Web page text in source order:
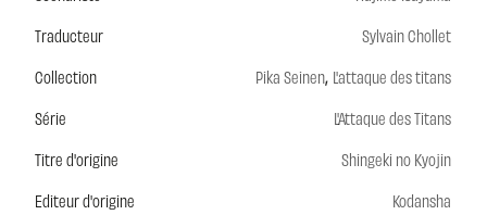
Traducteur
Sylvain Chollet
Collection
Pika Seinen, L'attaque des titans
Série
L'Attaque des Titans
Titre d'origine
Shingeki no Kyojin
Editeur d'origine
Kodansha